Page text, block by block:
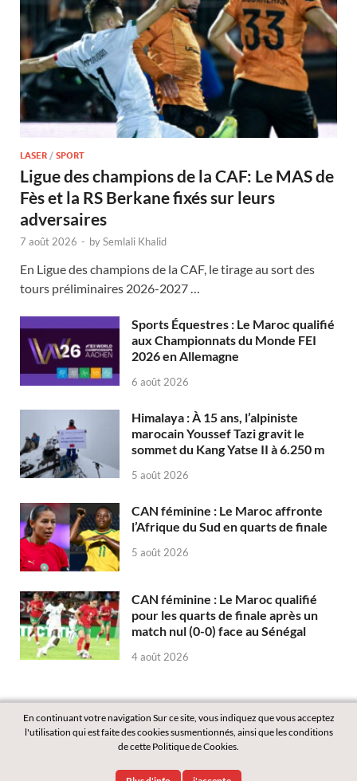
LASER / SPORT
Ligue des champions de la CAF: Le MAS de
Fès et la RS Berkane fixés sur leurs
adversaires
7 août 2026 - bySemlali Khalid
En Ligue des champions de la CAF, le tirage au sort des
tours préliminaires 2026-2027 …
Sports Équestres : Le Maroc qualifié
aux Championnats du Monde FEI
2026 en Allemagne
6 août 2026
Himalaya : À 15 ans, l’alpiniste
marocain Youssef Tazi gravit le
sommet du Kang Yatse II à 6.250 m
5 août 2026
CAN féminine : Le Maroc affronte
l’Afrique du Sud en quarts de finale
5 août 2026
CAN féminine : Le Maroc qualifié
pour les quarts de finale après un
match nul (0-0) face au Sénégal
4 août 2026
En continuant votre navigation Sur ce site, vous indiquez que vous acceptez
l'utilisation qui est faite des cookies susmentionnés, ainsi que les conditions
de cette Politique de Cookies.